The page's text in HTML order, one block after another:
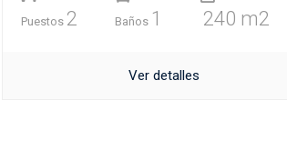
Puestos 2 Baños 1 240 m2
Ver detalles